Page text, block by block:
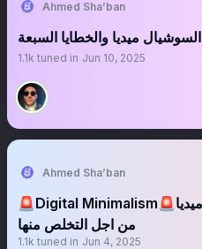
Ahmed Sha’ban
السوشيال ميديا والخطايا السبعة
1.1k tuned in Jun 10, 2025
Ahmed Sha’ban
🚨Digital Minimalism🚨كيف تتفهم حاجتك للسوشيال ميديا
من اجل التخلص منها
1.1k tuned in Jun 4, 2025